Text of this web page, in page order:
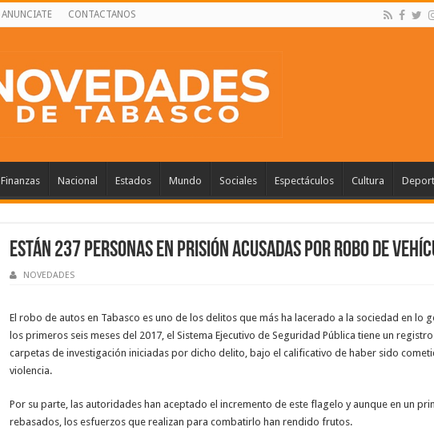
ANUNCIATE CONTACTANOS
Finanzas Nacional Estados Mundo Sociales Espectáculos Cultura
Están 237 personas en prisión acusadas por robo de
NOVEDADES
El robo de autos en Tabasco es uno de los delitos que más ha lacerado a la sociedad en lo
los primeros seis meses del 2017, el Sistema Ejecutivo de Seguridad Pública tiene un
carpetas de investigación iniciadas por dicho delito, bajo el calificativo de haber sido
violencia.
Por su parte, las autoridades han aceptado el incremento de este flagelo y aunque en un
rebasados, los esfuerzos que realizan para combatirlo han rendido frutos.